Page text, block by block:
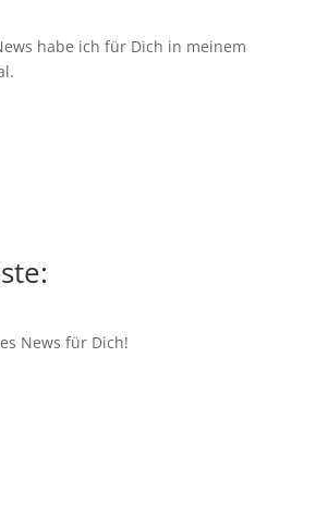
habe ich für Dich in meinem
.
News für Dich!